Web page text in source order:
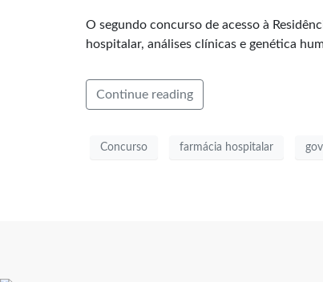
O segundo concurso de acesso à
hospitalar, análises clínicas e genética
Continue reading
Concurso farmácia hospitalar